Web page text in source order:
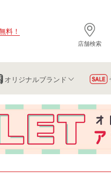
料 ！
店舗検索
オリジナルブランド